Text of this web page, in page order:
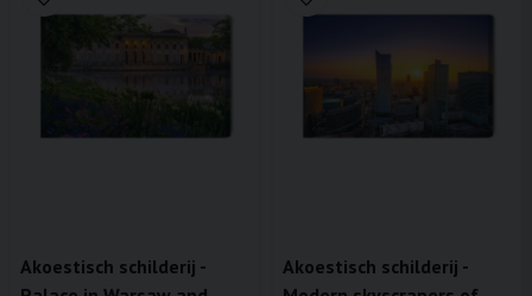
Akoestisch schilderij -
Akoestisch schilderij -